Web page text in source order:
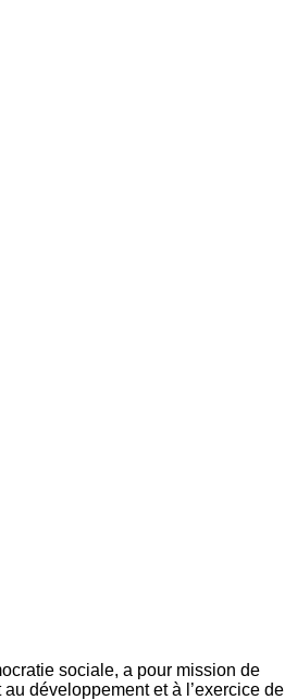
sociale, a pour mission de
développement et à l’exercice de